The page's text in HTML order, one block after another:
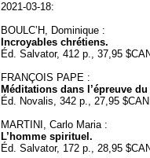
2021-03-18:
BOULC’H, Dominique :
Incroyables chrétiens.
Éd. Salvator, 412 p., 37,95
FRANÇOIS PAPE :
Méditations dans l’épreuve
Éd. Novalis, 342 p., 27,95 $CAN
MARTINI, Carlo Maria :
L’homme spirituel.
Éd. Salvator, 172 p., 28,95